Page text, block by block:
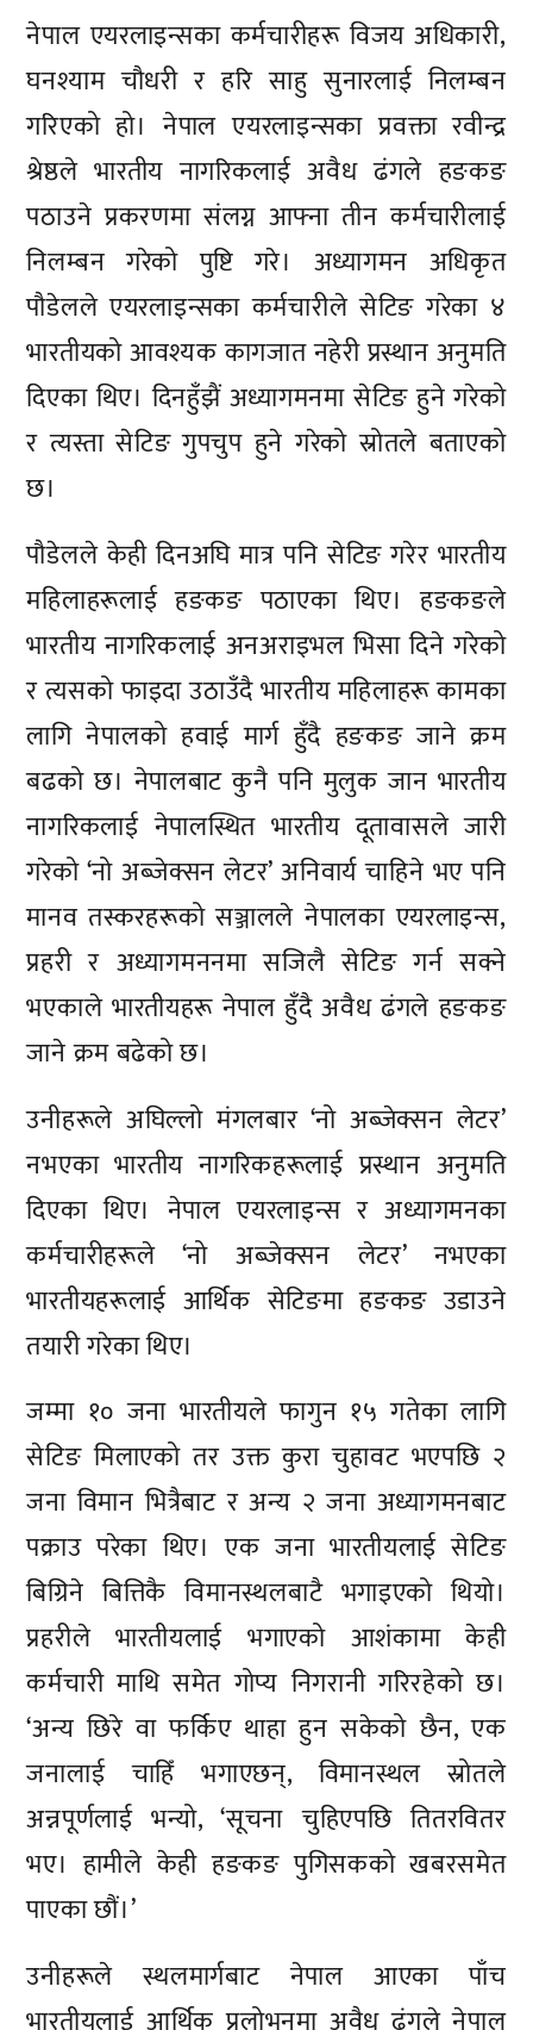
नेपाल एयरलाइन्सका कर्मचारीहरू विजय अधिकारी,
घनश्याम चौधरी र हरि साहु सुनारलाई निलम्बन
गरिएको हो। नेपाल एयरलाइन्सका प्रवक्ता रवीन्द्र
श्रेष्ठले भारतीय नागरिकलाई अवैध ढंगले हङकङ
पठाउने प्रकरणमा संलग्न आफ्ना तीन कर्मचारीलाई
निलम्बन गरेको पुष्टि गरे। अध्यागमन अधिकृत
पौडेलले एयरलाइन्सका कर्मचारीले सेटिङ गरेका ४
भारतीयको आवश्यक कागजात नहेरी प्रस्थान अनुमति
दिएका थिए। दिनहुँझैं अध्यागमनमा सेटिङ हुने गरेको
र त्यस्ता सेटिङ गुपचुप हुने गरेको स्रोतले बताएको
छ।
पौडेलले केही दिनअघि मात्र पनि सेटिङ गरेर भारतीय
महिलाहरूलाई हङकङ पठाएका थिए। हङकङले
भारतीय नागरिकलाई अनअराइभल भिसा दिने गरेको
र त्यसको फाइदा उठाउँदै भारतीय महिलाहरू कामका
लागि नेपालको हवाई मार्ग हुँदै हङकङ जाने क्रम
बढको छ। नेपालबाट कुनै पनि मुलुक जान भारतीय
नागरिकलाई नेपालस्थित भारतीय दूतावासले जारी
गरेको ‘नो अब्जेक्सन लेटर’ अनिवार्य चाहिने भए पनि
मानव तस्करहरूको सञ्जालले नेपालका एयरलाइन्स,
प्रहरी र अध्यागमननमा सजिलै सेटिङ गर्न सक्ने
भएकाले भारतीयहरू नेपाल हुँदै अवैध ढंगले हङकङ
जाने क्रम बढेको छ।
उनीहरूले अघिल्लो मंगलबार ‘नो अब्जेक्सन लेटर’
नभएका भारतीय नागरिकहरूलाई प्रस्थान अनुमति
दिएका थिए। नेपाल एयरलाइन्स र अध्यागमनका
कर्मचारीहरूले ‘नो अब्जेक्सन लेटर’ नभएका
भारतीयहरूलाई आर्थिक सेटिङमा हङकङ उडाउने
तयारी गरेका थिए।
जम्मा १० जना भारतीयले फागुन १५ गतेका लागि
सेटिङ मिलाएको तर उक्त कुरा चुहावट भएपछि २
जना विमान भित्रैबाट र अन्य २ जना अध्यागमनबाट
पक्राउ परेका थिए। एक जना भारतीयलाई सेटिङ
बिग्रिने बित्तिकै विमानस्थलबाटै भगाइएको थियो।
प्रहरीले भारतीयलाई भगाएको आशंकामा केही
कर्मचारी माथि समेत गोप्य निगरानी गरिरहेको छ।
‘अन्य छिरे वा फर्किए थाहा हुन सकेको छैन, एक
जनालाई चाहिँ भगाएछन्, विमानस्थल स्रोतले
अन्नपूर्णलाई भन्यो, ‘सूचना चुहिएपछि तितरवितर
भए। हामीले केही हङकङ पुगिसकको खबरसमेत
पाएका छौं।’
उनीहरूले स्थलमार्गबाट नेपाल आएका पाँच